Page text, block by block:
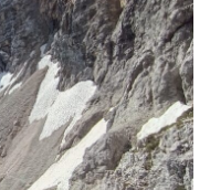
g
l